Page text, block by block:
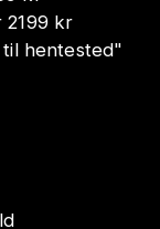
2199 kr
hentested"